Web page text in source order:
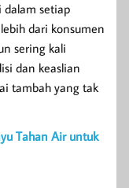
setiap
dari konsumen
sering kali
dan keaslian
tambah yang tak
Tahan Air untuk